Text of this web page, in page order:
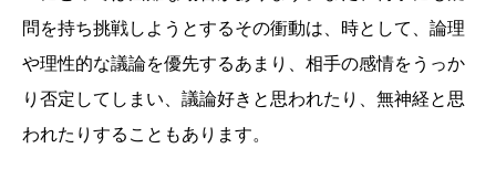
問を持ち挑戦しようとするその衝動は、時として、論理
や理性的な議論を優先するあまり、相手の感情をうっか
り否定してしまい、議論好きと思われたり、無神経と思
われたりすることもあります。